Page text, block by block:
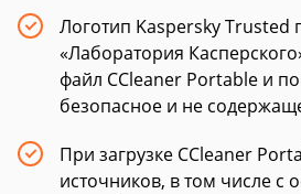
Логотип Kaspersky Trusted
«Лаборатория
файл CCleaner Portable и
безопасное и не
При загрузке CCleaner
источников, в том числе с